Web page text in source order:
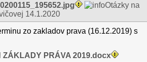
Otázky na
14.1.2020
zo zakladov prava (16.12.2019) s
ZÁKLADY PRÁVA 2019.docx